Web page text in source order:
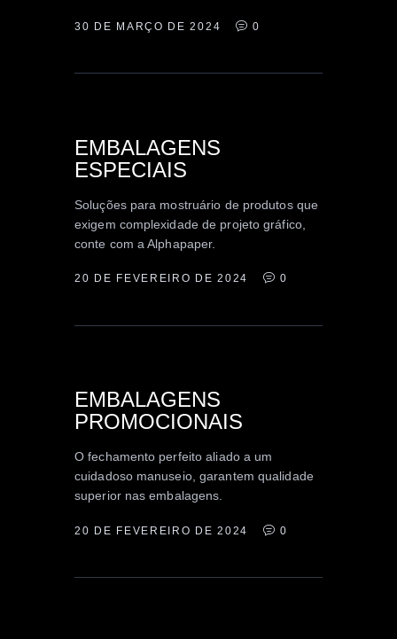
30 DE MARÇO DE 2024 0
EMBALAGEM
EMBALAGENS
ESPECIAIS
Soluções para mostruário de produtos que
exigem complexidade de projeto gráfico,
conte com a Alphapaper.
20 DE FEVEREIRO DE 2024 0
EMBALAGEM PROMOCIONAL
EMBALAGENS
PROMOCIONAIS
O fechamento perfeito aliado a um
cuidadoso manuseio, garantem qualidade
superior nas embalagens.
20 DE FEVEREIRO DE 2024 0